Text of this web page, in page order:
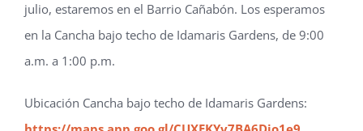
julio, estaremos en el Barrio Cañabón. Los esperamos
en la Cancha bajo techo de Idamaris Gardens, de 9:00
a.m. a 1:00 p.m.
Ubicación Cancha bajo techo de Idamaris Gardens: